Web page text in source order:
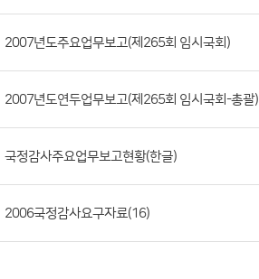
부
파
록
일,
조
회
수)
2007년도주요업무보고(제265회 임시국회)
2007년도연두업무보고(제265회 임시국회-총괄)
국정감사주요업무보고현황(한글)
2006국정감사요구자료(16)